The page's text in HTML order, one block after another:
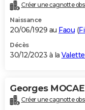
Créer une cagnotte
Naissance
20/06/1929 au Faou (
Décès
30/12/2023 à la
Georges
Créer une cagnotte